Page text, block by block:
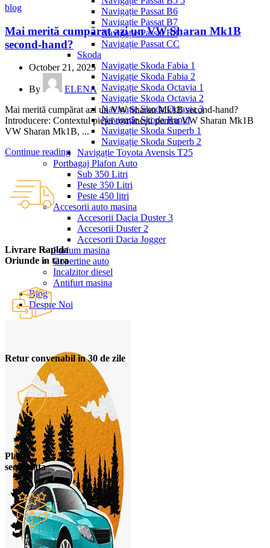
Navigație Passat B6
Navigație Passat B7
Navigație Passat B8
Navigație Passat CC
Skoda
Navigație Skoda Fabia 1
Navigație Skoda Fabia 2
Navigație Skoda Octavia 1
Navigație Skoda Octavia 2
Navigație Skoda Octavia 3
Navigație Skoda Rapid
Navigație Skoda Superb 1
Navigație Skoda Superb 2
Navigație Toyota Avensis T25
Portbagaj Plafon Auto
Sub 350 Litri
Peste 350 Litri
Peste 450 litri
Accesorii auto masina
Accesorii Dacia Duster 3
Accesorii Duster 2
Accesorii Dacia Jogger
Parfum masina
Copertine auto
Incalzitor diesel
Antifurt masina
Blog
Despre Noi
blog
Mai merită cumpărat azi un VW Sharan Mk1B
second-hand?
October 21, 2025
By
ELENA
Mai merită cumpărat azi un VW Sharan Mk1B second-hand?
Introducere: Contextul pieței românești pentru VW Sharan Mk1B
VW Sharan Mk1B, ...
Continue reading
Livrare Rapida
Oriunde in tara
Retur convenabil in 30 de zile
Plata
securizata